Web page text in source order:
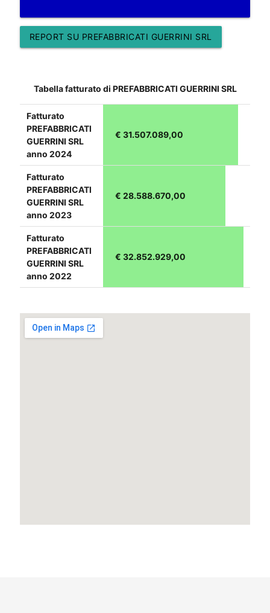
REPORT SU PREFABBRICATI GUERRINI SRL
Tabella fatturato di PREFABBRICATI GUERRINI SRL
Fatturato
PREFABBRICATI
GUERRINI SRL
anno 2024
€ 31.507.089,00
Fatturato
PREFABBRICATI
GUERRINI SRL
anno 2023
€ 28.588.670,00
Fatturato
PREFABBRICATI
GUERRINI SRL
anno 2022
€ 32.852.929,00